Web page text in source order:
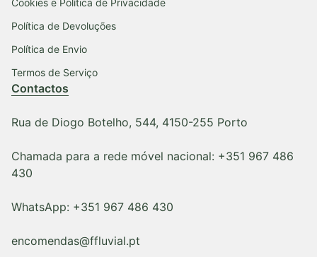
Política de Devoluções
Política de Envio
Termos de Serviço
Contactos
Rua de Diogo Botelho, 544, 4150-255 Porto
Chamada para a rede móvel nacional: +351 967 486
430
WhatsApp: +351 967 486 430
encomendas@ffluvial.pt